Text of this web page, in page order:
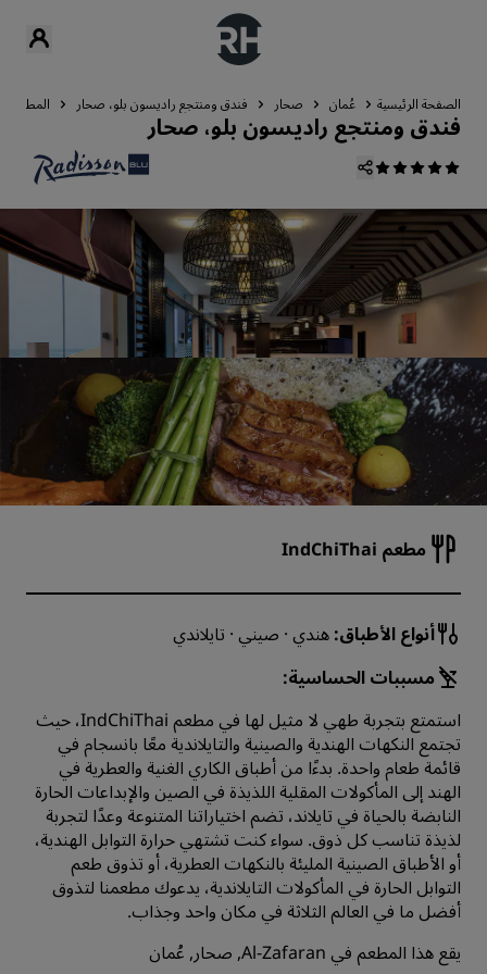
الصفحة الرئيسية عُمان صحار فندق ومنتجع راديسون بلو، صحار المطعم
فندق ومنتجع راديسون بلو، صحار
مطعم IndChiThai
أنواع الأطباق: هندي · صيني · تايلاندي
مسببات الحساسية:
استمتع بتجربة طهي لا مثيل لها في مطعم IndChiThai، حيث
تجتمع النكهات الهندية والصينية والتايلاندية معًا بانسجام في
قائمة طعام واحدة. بدءًا من أطباق الكاري الغنية والعطرية في
الهند إلى المأكولات المقلية اللذيذة في الصين والإبداعات الحارة
النابضة بالحياة في تايلاند، تضم اختياراتنا المتنوعة وعدًا لتجربة
لذيذة تناسب كل ذوق. سواء كنت تشتهي حرارة التوابل الهندية،
أو الأطباق الصينية المليئة بالنكهات العطرية، أو تذوق طعم
التوابل الحارة في المأكولات التايلاندية، يدعوك مطعمنا لتذوق
أفضل ما في العالم الثلاثة في مكان واحد وجذاب.
يقع هذا المطعم في Al-Zafaran, صحار, عُمان